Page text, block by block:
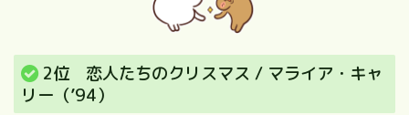
2位 恋人たちのクリスマス / マライア・キャ
リー（’94）